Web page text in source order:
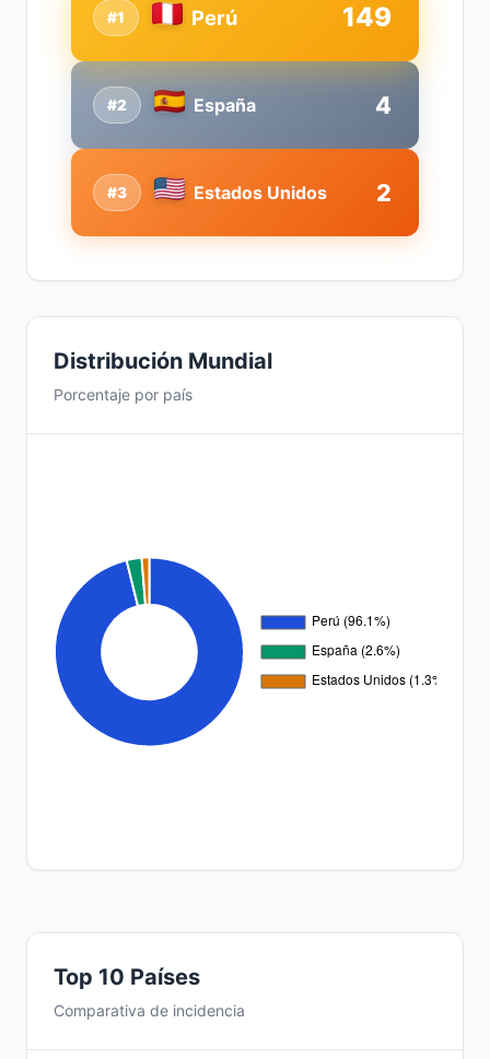
#2 España 4
#1 Perú 149
#3 Estados Unidos 2
Distribución Mundial
Porcentaje por país
Top 10 Países
Comparativa de incidencia